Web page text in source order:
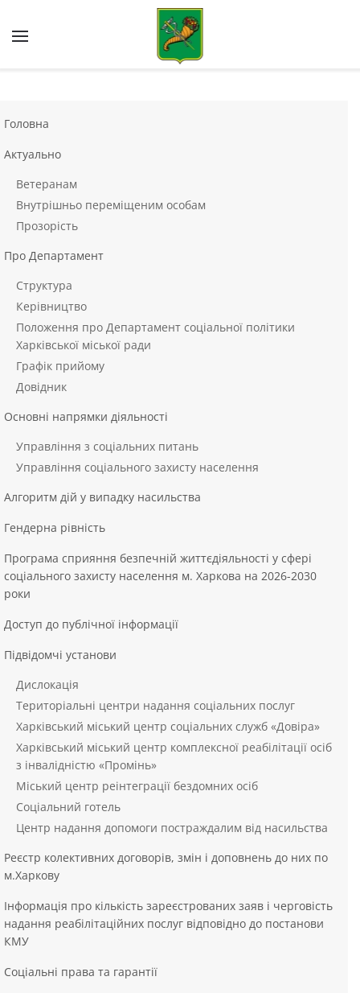
Skip to main content
Головна
Актуально
Ветеранам
Внутрішньо переміщеним особам
Прозорість
Про Департамент
Структура
Керівництво
Положення про Департамент соціальної політики
Харківської міської ради
Графік прийому
Довідник
Основні напрямки діяльності
Управління з соціальних питань
Управління соціального захисту населення
Алгоритм дій у випадку насильства
Гендерна рівність
Програма сприяння безпечній життєдіяльності у сфері
соціального захисту населення м. Харкова на 2026-2030
роки
Доступ до публічної інформації
Підвідомчі установи
Дислокація
Територіальні центри надання соціальних послуг
Харківський міський центр соціальних служб «Довіра»
Харківський міський центр комплексної реабілітації осіб
з інвалідністю «Промінь»
Міський центр реінтеграції бездомних осіб
Соціальний готель
Центр надання допомоги постраждалим від насильства
Реєстр колективних договорів, змін і доповнень до них по
м.Харкову
Інформація про кількість зареєстрованих заяв і черговість
надання реабілітаційних послуг відповідно до постанови
КМУ
Соціальні права та гарантії